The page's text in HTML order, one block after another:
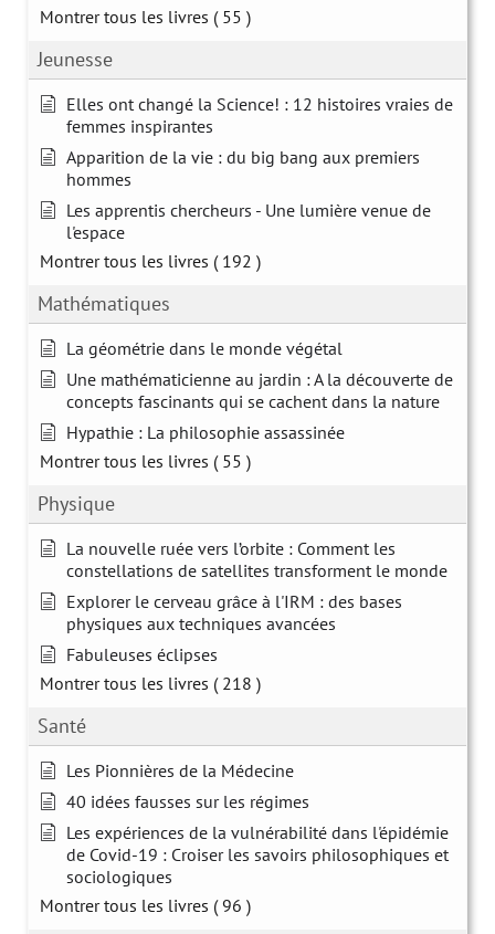
Montrer tous les livres ( 55 )
Jeunesse
Elles ont changé la Science! : 12 histoires vraies de
femmes inspirantes
Apparition de la vie : du big bang aux premiers
hommes
Les apprentis chercheurs - Une lumière venue de
l'espace
Montrer tous les livres ( 192 )
Mathématiques
La géométrie dans le monde végétal
Une mathématicienne au jardin : A la découverte de
concepts fascinants qui se cachent dans la nature
Hypathie : La philosophie assassinée
Montrer tous les livres ( 55 )
Physique
La nouvelle ruée vers l’orbite : Comment les
constellations de satellites transforment le monde
Explorer le cerveau grâce à l'IRM : des bases
physiques aux techniques avancées
Fabuleuses éclipses
Montrer tous les livres ( 218 )
Santé
Les Pionnières de la Médecine
40 idées fausses sur les régimes
Les expériences de la vulnérabilité dans l'épidémie
de Covid-19 : Croiser les savoirs philosophiques et
sociologiques
Montrer tous les livres ( 96 )